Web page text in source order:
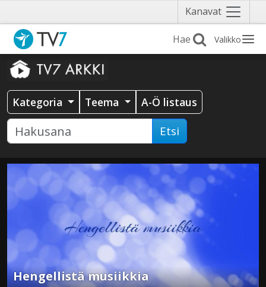
Kanavat Näytä
valikko
Valikko
Kategoria Teema A-Ö listaus
Etsi
Hengellistä musiikkia